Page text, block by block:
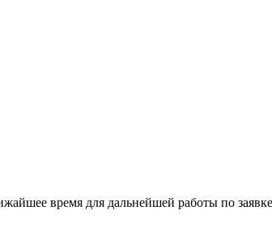
время для дальнейшей работы по